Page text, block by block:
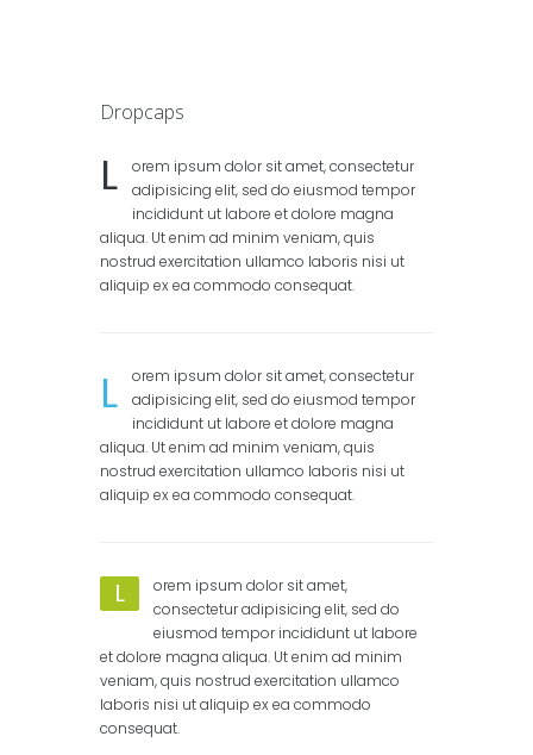
Dropcaps
L
orem ipsum dolor sit amet, consectetur
adipisicing elit, sed do eiusmod tempor
incididunt ut labore et dolore magna
aliqua. Ut enim ad minim veniam, quis
nostrud exercitation ullamco laboris nisi ut
aliquip ex ea commodo consequat.
L
orem ipsum dolor sit amet, consectetur
adipisicing elit, sed do eiusmod tempor
incididunt ut labore et dolore magna
aliqua. Ut enim ad minim veniam, quis
nostrud exercitation ullamco laboris nisi ut
aliquip ex ea commodo consequat.
L
orem ipsum dolor sit amet,
consectetur adipisicing elit, sed do
eiusmod tempor incididunt ut labore
et dolore magna aliqua. Ut enim ad minim
veniam, quis nostrud exercitation ullamco
laboris nisi ut aliquip ex ea commodo
consequat.